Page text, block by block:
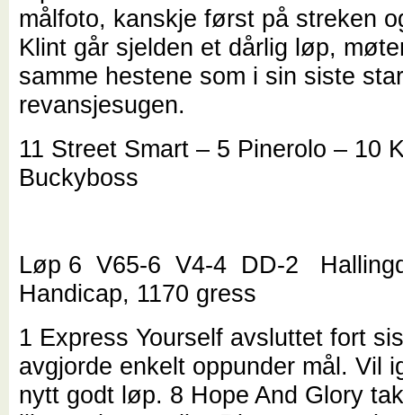
målfoto, kanskje først på streken
Klint går sjelden et dårlig løp,
samme hestene som i sin siste
revansjesugen.
11 Street Smart – 5 Pinerolo – 10
Buckyboss
Løp 6 V65-6 V4-4 DD-2
Handicap, 1170 gress
1 Express Yourself avsluttet fort
avgjorde enkelt oppunder mål. Vil
nytt godt løp. 8 Hope And Glory